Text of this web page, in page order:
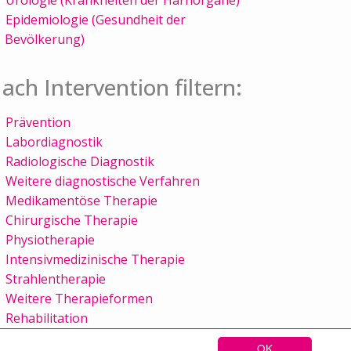
OK
Epidemiologie (Gesundheit der
Bevölkerung)
Intervention filtern:
Prävention
Labordiagnostik
Radiologische Diagnostik
Weitere diagnostische Verfahren
Medikamentöse Therapie
Chirurgische Therapie
Physiotherapie
Intensivmedizinische Therapie
Strahlentherapie
Weitere Therapieformen
Rehabilitation